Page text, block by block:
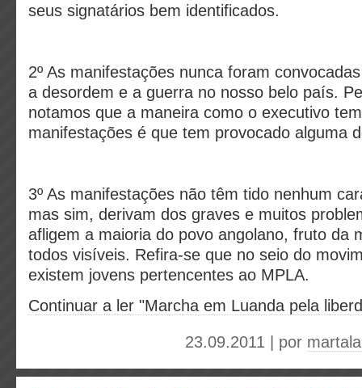
seus signatários bem identificados.
2º As manifestações nunca foram
a desordem e a guerra no nosso belo país.
notamos que a maneira como o executivo
manifestações é que tem provocado alguma
3º As manifestações não têm tido nenhum
mas sim, derivam dos graves e muitos
afligem a maioria do povo angolano, fruto da
todos visíveis. Refira-se que no seio do
existem jovens pertencentes ao MPLA.
Continuar a ler "Marcha em Luanda pela
23.09.2011 | por